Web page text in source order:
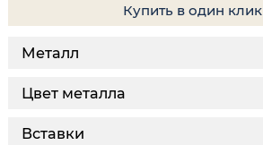
Купить в один клик
Металл
Цвет металла
Вставки